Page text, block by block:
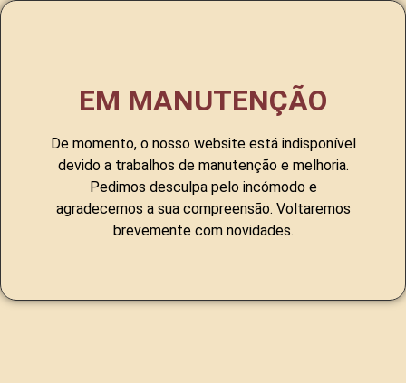
EM MANUTENÇÃO
De momento, o nosso website está indisponível
devido a trabalhos de manutenção e melhoria.
Pedimos desculpa pelo incómodo e
agradecemos a sua compreensão. Voltaremos
brevemente com novidades.